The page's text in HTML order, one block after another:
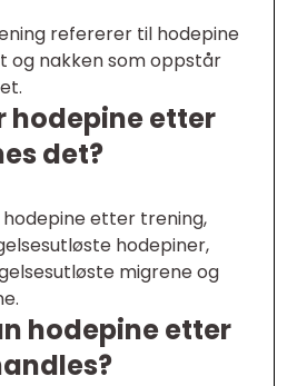
refererer til hodepine
og nakken som oppstår
hodepine etter
det?
etter trening,
hodepiner,
migrene og
hodepine etter